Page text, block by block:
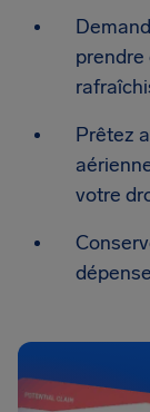
prendre
Prêtez
votre